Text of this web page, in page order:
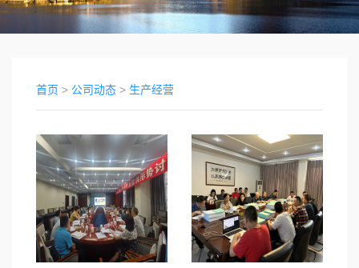
首页 > 公司动态 > 生产经营